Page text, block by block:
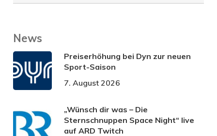
News
Preiserhöhung bei Dyn zur neuen
Sport-Saison
7. August 2026
„Wünsch dir was – Die
Sternschnuppen Space Night“ live
auf ARD Twitch